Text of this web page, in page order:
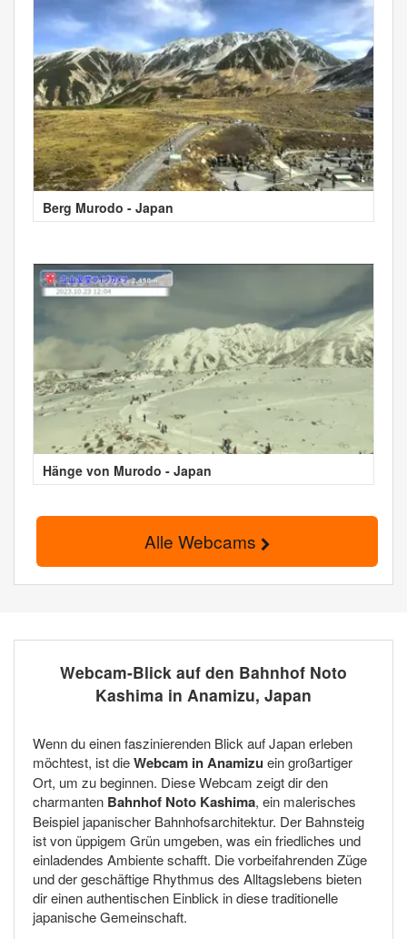
Berg Murodo - Japan
Hänge von Murodo - Japan
Alle Webcams
Webcam-Blick auf den Bahnhof Noto
Kashima in Anamizu, Japan
Wenn du einen faszinierenden Blick auf Japan erleben
möchtest, ist dieWebcam in Anamizu ein großartiger
Ort, um zu beginnen. Diese Webcam zeigt dir den
charmanten Bahnhof Noto Kashima, ein malerisches
Beispiel japanischer Bahnhofsarchitektur. Der Bahnsteig
ist von üppigem Grün umgeben, was ein friedliches und
einladendes Ambiente schafft. Die vorbeifahrenden Züge
und der geschäftige Rhythmus des Alltagslebens bieten
dir einen authentischen Einblick in diese traditionelle
japanische Gemeinschaft.